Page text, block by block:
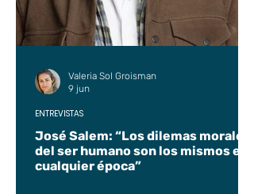
José Salem: “Los dilemas morales
del ser humano son los mismos en
cualquier época”
ENTREVISTAS
Valeria Sol Groisman
9 jun